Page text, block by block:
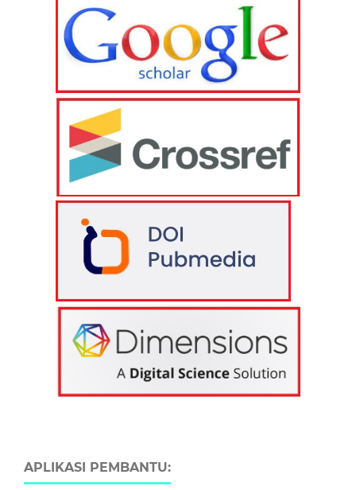
APLIKASI PEMBANTU: